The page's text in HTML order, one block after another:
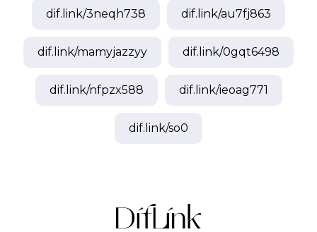
dif.link/3neqh738 dif.link/au7fj863
dif.link/mamyjazzyy dif.link/0gqt6498
dif.link/nfpzx588 dif.link/ieoag771
dif.link/so0